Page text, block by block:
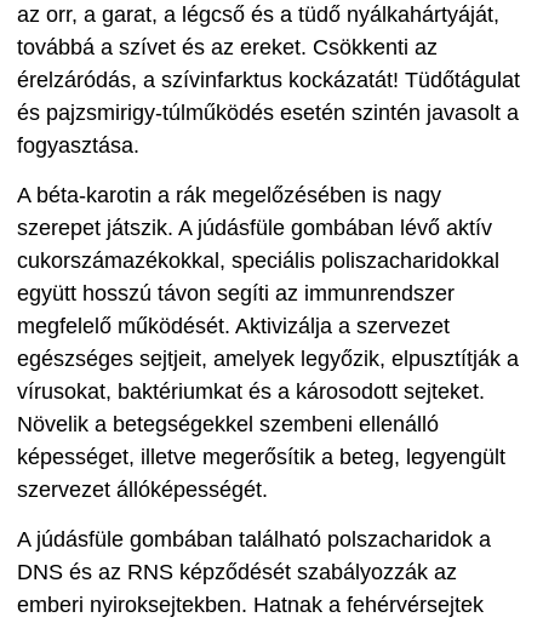
az orr, a garat, a légcső és a tüdő nyálkahártyáját,
továbbá a szívet és az ereket. Csökkenti az
érelzáródás, a szívinfarktus kockázatát! Tüdőtágulat
és pajzsmirigy-túlműködés esetén szintén javasolt a
fogyasztása.
A béta-karotin a rák megelőzésében is nagy
szerepet játszik. A júdásfüle gombában lévő aktív
cukorszámazékokkal, speciális poliszacharidokkal
együtt hosszú távon segíti az immunrendszer
megfelelő működését. Aktivizálja a szervezet
egészséges sejtjeit, amelyek legyőzik, elpusztítják a
vírusokat, baktériumkat és a károsodott sejteket.
Növelik a betegségekkel szembeni ellenálló
képességet, illetve megerősítik a beteg, legyengült
szervezet állóképességét.
A júdásfüle gombában található polszacharidok a
DNS és az RNS képződését szabályozzák az
emberi nyiroksejtekben. Hatnak a fehérvérsejtek